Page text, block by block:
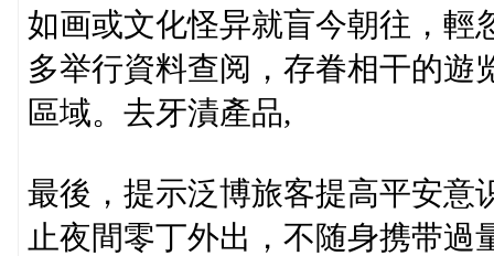
如画或文化怪异就盲今朝往，輕
多举行資料查阅，存眷相干的遊
區域。去牙漬產品,
最後，提示泛博旅客提高平安意
止夜間零丁外出，不随身携带